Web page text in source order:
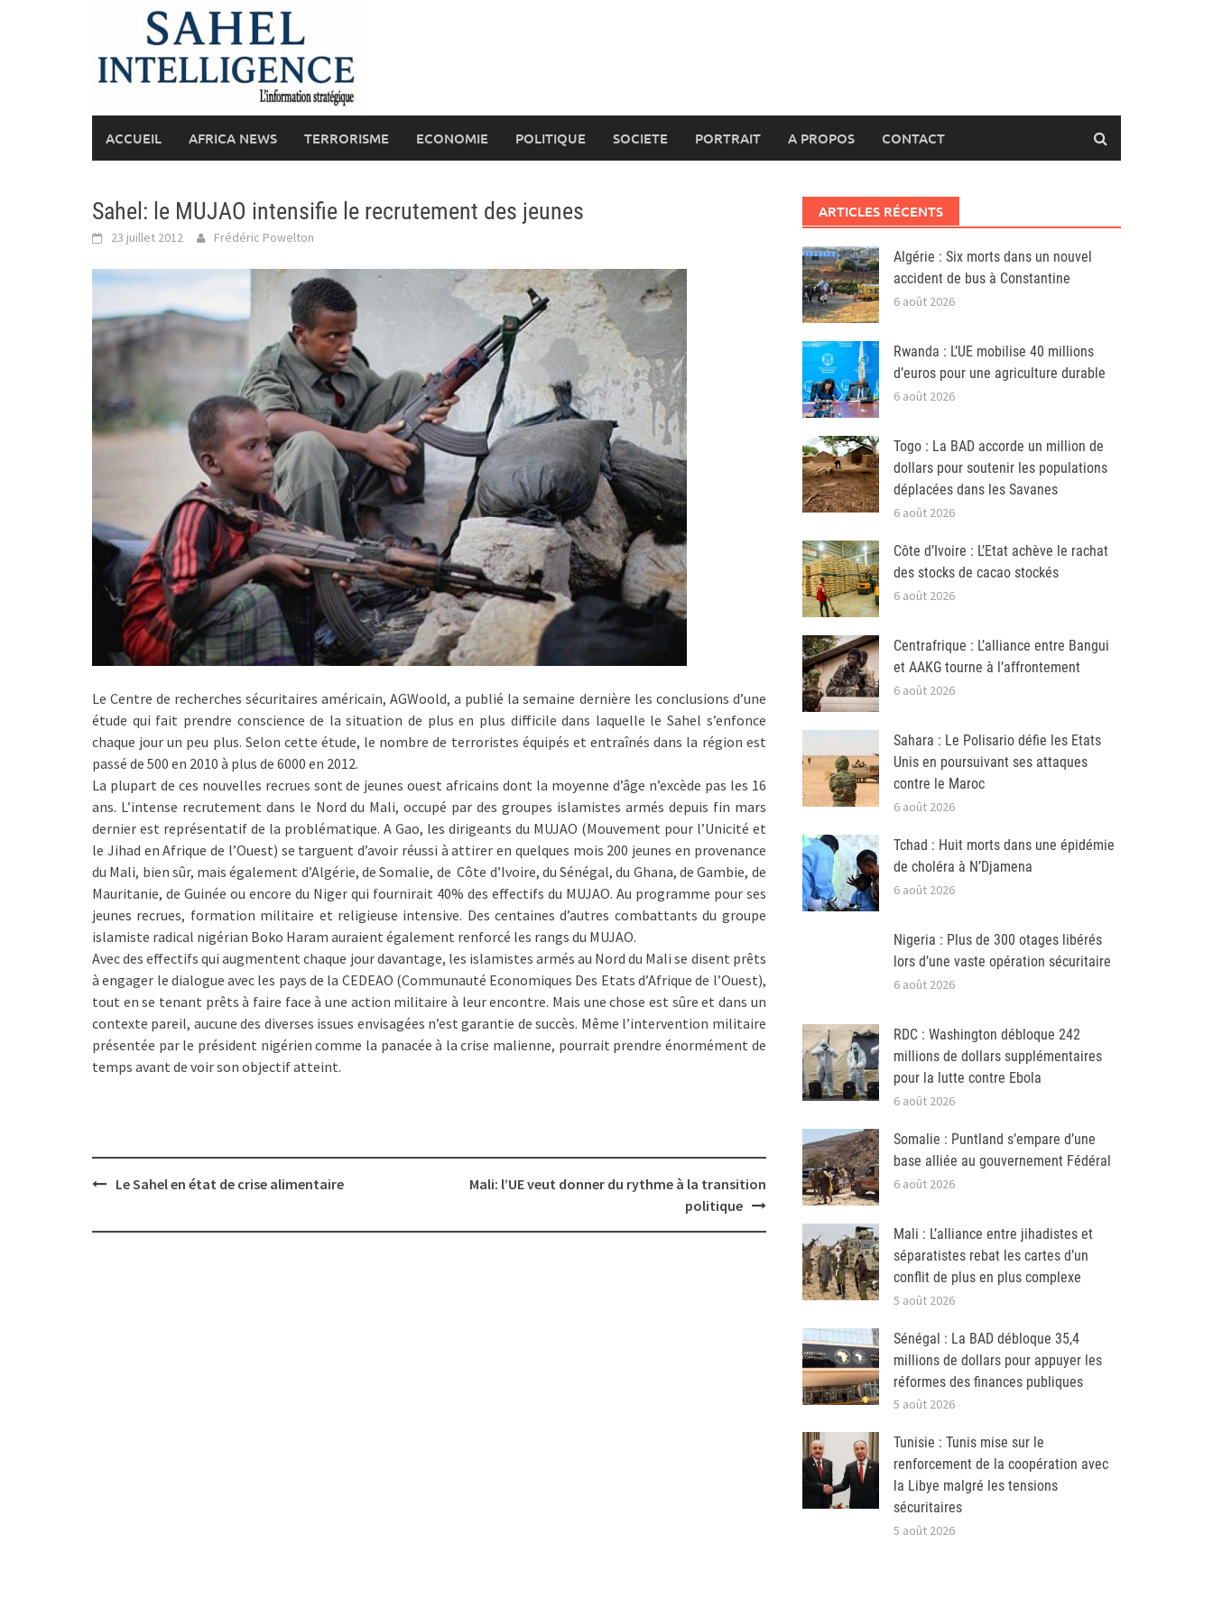
ACCUEIL AFRICA NEWS TERRORISME ECONOMIE POLITIQUE SOCIETE PORTRAIT A PROPOS CONTACT
Sahel: le MUJAO intensifie le recrutement des jeunes
23 juillet 2012 Frédéric Powelton
Le Centre de recherches sécuritaires américain, AGWoold, a publié la semaine dernière les conclusions d’une
étude qui fait prendre conscience de la situation de plus en plus difficile dans laquelle le Sahel s’enfonce
chaque jour un peu plus. Selon cette étude, le nombre de terroristes équipés et entraînés dans la région est
passé de 500 en 2010 à plus de 6000 en 2012.
La plupart de ces nouvelles recrues sont de jeunes ouest africains dont la moyenne d’âge n’excède pas les 16
ans. L’intense recrutement dans le Nord du Mali, occupé par des groupes islamistes armés depuis fin mars
dernier est représentatif de la problématique. A Gao, les dirigeants du MUJAO (Mouvement pour l’Unicité et
le Jihad en Afrique de l’Ouest) se targuent d’avoir réussi à attirer en quelques mois 200 jeunes en provenance
du Mali, bien sûr, mais également d’Algérie, de Somalie, de Côte d’Ivoire, du Sénégal, du Ghana, de Gambie, de
Mauritanie, de Guinée ou encore du Niger qui fournirait 40% des effectifs du MUJAO. Au programme pour ses
jeunes recrues, formation militaire et religieuse intensive. Des centaines d’autres combattants du groupe
islamiste radical nigérian Boko Haram auraient également renforcé les rangs du MUJAO.
Avec des effectifs qui augmentent chaque jour davantage, les islamistes armés au Nord du Mali se disent prêts
à engager le dialogue avec les pays de la CEDEAO (Communauté Economiques Des Etats d’Afrique de l’Ouest),
tout en se tenant prêts à faire face à une action militaire à leur encontre. Mais une chose est sûre et dans un
contexte pareil, aucune des diverses issues envisagées n’est garantie de succès. Même l’intervention militaire
présentée par le président nigérien comme la panacée à la crise malienne, pourrait prendre énormément de
temps avant de voir son objectif atteint.
PostLe Sahel en état de crise alimentaire
Mali: l’UE veut donner du rythme à la transition
politique
ARTICLES RÉCENTS
Algérie : Six morts dans un nouvel
accident de bus à Constantine
6 août 2026
Rwanda : L’UE mobilise 40 millions
d’euros pour une agriculture durable
6 août 2026
Togo : La BAD accorde un million de
dollars pour soutenir les populations
déplacées dans les Savanes
6 août 2026
Côte d’Ivoire : L’Etat achève le rachat
des stocks de cacao stockés
6 août 2026
Centrafrique : L’alliance entre Bangui
et AAKG tourne à l’affrontement
6 août 2026
Sahara : Le Polisario défie les Etats
Unis en poursuivant ses attaques
contre le Maroc
6 août 2026
Tchad : Huit morts dans une épidémie
de choléra à N’Djamena
6 août 2026
Nigeria : Plus de 300 otages libérés
lors d’une vaste opération sécuritaire
6 août 2026
RDC : Washington débloque 242
millions de dollars supplémentaires
pour la lutte contre Ebola
6 août 2026
Somalie : Puntland s’empare d’une
base alliée au gouvernement Fédéral
6 août 2026
Mali : L’alliance entre jihadistes et
séparatistes rebat les cartes d’un
conflit de plus en plus complexe
5 août 2026
Sénégal : La BAD débloque 35,4
millions de dollars pour appuyer les
réformes des finances publiques
5 août 2026
Tunisie : Tunis mise sur le
renforcement de la coopération avec
la Libye malgré les tensions
sécuritaires
5 août 2026